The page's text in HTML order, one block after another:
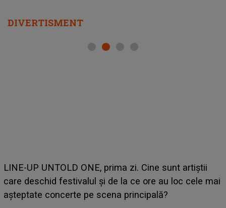
DIVERTISMENT
LINE-UP UNTOLD ONE, prima zi. Cine sunt artiștii
care deschid festivalul și de la ce ore au loc cele mai
așteptate concerte pe scena principală?